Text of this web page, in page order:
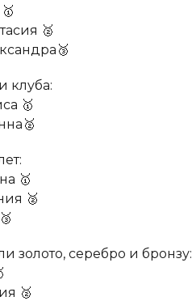
🥈
клуба:
🥇
🥇
🥈
золото, серебро и бронзу:
🥈